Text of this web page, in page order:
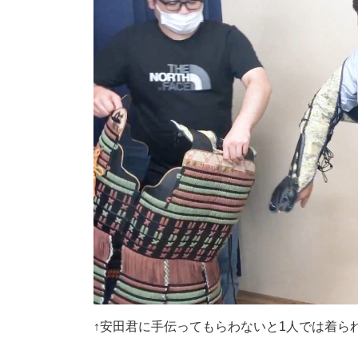
↑安田君に手伝ってもらわないと1人では着ら